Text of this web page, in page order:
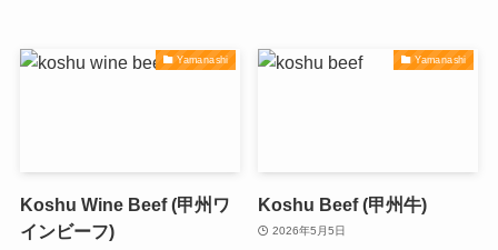
Yamanashi
Koshu Wine Beef (甲州ワ
インビーフ)
Yamanashi
Koshu Beef (甲州牛)
2026年5月5日